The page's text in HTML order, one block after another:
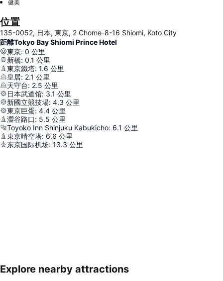
健美
位置
135-0052, 日本, 東京, 2 Chome-8-16 Shiomi, Koto City
距離Tokyo Bay Shiomi Prince Hotel
東京: 0 公里
新橋: 0.1 公里
東京鐵塔: 1.6 公里
皇居: 2.1 公里
天守台: 2.5 公里
日本武道馆: 3.1 公里
新國立競技場: 4.3 公里
東京巨蛋: 4.4 公里
澀谷路口: 5.5 公里
Toyoko Inn Shinjuku Kabukicho: 6.1 公里
東京晴空塔: 6.6 公里
东京国际机场: 13.3 公里
展開地圖
Explore nearby attractions